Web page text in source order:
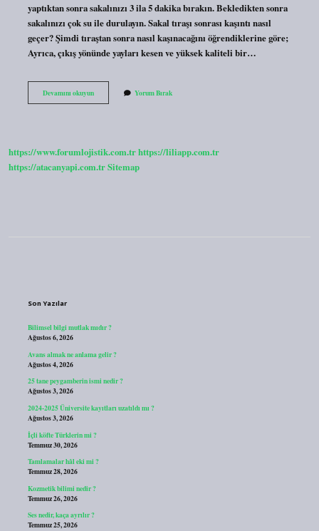
yaptıktan sonra sakalınızı 3 ila 5 dakika bırakın. Bekledikten sonra
sakalınızı çok su ile durulayın. Sakal tıraşı sonrası kaşıntı nasıl
geçer? Şimdi tıraştan sonra nasıl kaşınacağını öğrendiklerine göre;
Ayrıca, çıkış yönünde yayları kesen ve yüksek kaliteli bir…
Devamını okuyunUzun
Sakal
Yorum Bırak
https://www.forumlojistik.com.trhttps://liliapp.com.tr
https://atacanyapi.com.trSitemap
Son Yazılar
Bilimsel bilgi mutlak mıdır ?
Ağustos 6, 2026
Avans almak ne anlama gelir ?
Ağustos 4, 2026
25 tane peygamberin ismi nedir ?
Ağustos 3, 2026
2024-2025 Üniversite kayıtları uzatıldı mı ?
Ağustos 3, 2026
İçli köfte Türklerin mi ?
Temmuz 30, 2026
Tamlamalar hâl eki mi ?
Temmuz 28, 2026
Kozmetik bilimi nedir ?
Temmuz 26, 2026
Ses nedir, kaça ayrılır ?
Temmuz 25, 2026